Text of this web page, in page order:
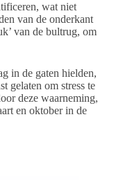
wat niet
van de onderkant
van de bultrug, om
in de gaten hielden,
gelaten om stress te
deze waarneming,
en oktober in de